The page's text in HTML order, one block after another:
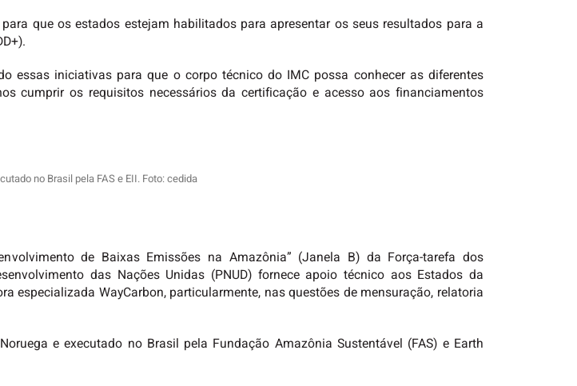
que os estados estejam habilitados para apresentar os seus resultados para a
essas iniciativas para que o corpo técnico do IMC possa conhecer as diferentes
cumprir os requisitos necessários da certificação e acesso aos financiamentos
no Brasil pela FAS e EII. Foto: cedida
de Baixas Emissões na Amazônia” (Janela B) da Força-tarefa dos
das Nações Unidas (PNUD) fornece apoio técnico aos Estados da
especializada WayCarbon, particularmente, nas questões de mensuração, relatoria
e executado no Brasil pela Fundação Amazônia Sustentável (FAS) e Earth